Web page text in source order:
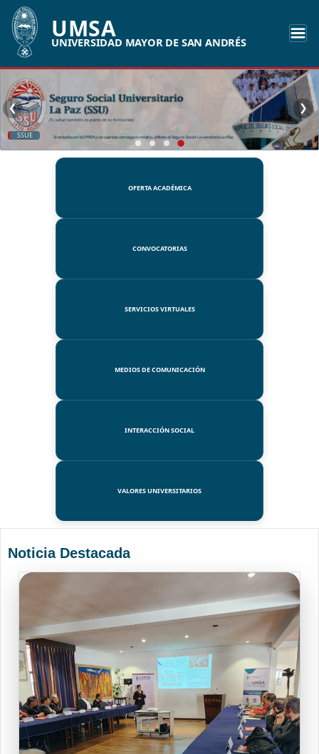
UMSA
UNIVERSIDAD MAYOR DE SAN ANDRÉS
SSUE
❮ ❯
OFERTA ACADÉMICA
CONVOCATORIAS
SERVICIOS VIRTUALES
MEDIOS DE COMUNICACIÓN
INTERACCIÓN SOCIAL
VALORES UNIVERSITARIOS
Noticia Destacada